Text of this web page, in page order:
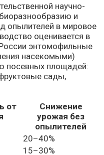
научно-
и
опылителей в мировое
оценивается в
энтомофильные
насекомыми)
посевных площадей:
сады,
от
Снижение
урожая без
опылителей
20–40%
15–30%